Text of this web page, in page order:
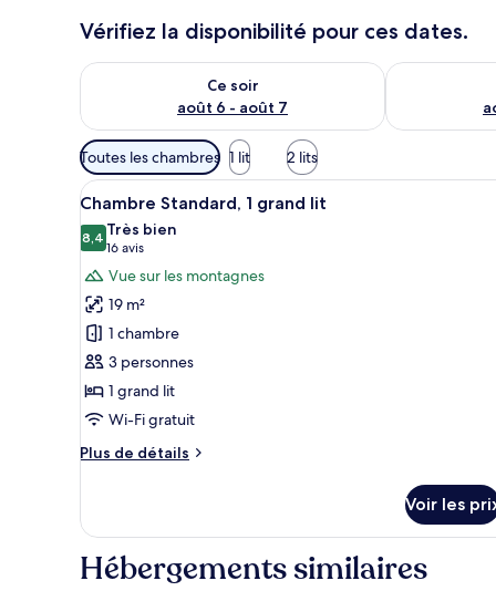
Vérifiez la disponibilité pour ces dates.
Ce soir
août 6 - août 7
Vérifier la disponibilité pour ce soir août 6 - août 7
Vérifier la
Filtres
disponibles
pour
les
chambres
Toutes les chambres 1 lit 2 lits
Afficher
toutes
les
photos
pour
ce
type
de
chambre :
Chambre
Standard,
lit
Un lit bien fait, recouvert
11
Chambre Standard, 1 grand lit
8,48,4 sur 10
Très bien
16 avis
(16 avis)
Vue sur les montagnes
19 m²
1 chambre
3 personnes
1 grand lit
Wi-Fi gratuit
Plus de détails
Plus
le
type
de
Voir les
Hébergements similaires